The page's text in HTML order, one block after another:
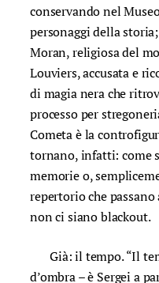
conservando nel
personaggi della
Moran, religiosa del
Louviers, accusata e
di magia nera che
processo per
Cometa è la
tornano, infatti: come
memorie o,
repertorio che
non ci siano blackout.
Già: il tempo. “Il
d’ombra – è Sergei a